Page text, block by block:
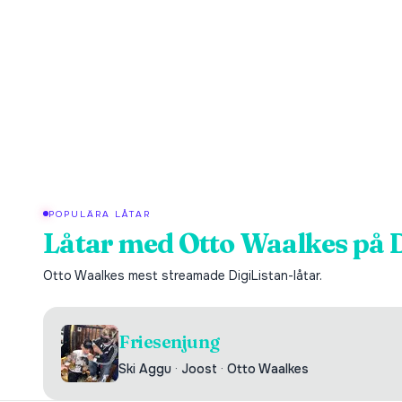
POPULÄRA LÅTAR
Låtar medOtto Waalkespå
Otto Waalkes mest streamade DigiListan-låtar.
Friesenjung
Ski Aggu · Joost · Otto Waalkes